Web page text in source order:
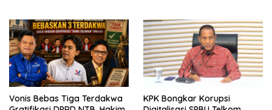
Vonis Bebas Tiga Terdakwa
KPK Bongkar Korupsi